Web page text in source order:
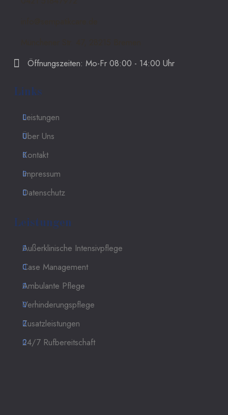
Öffnungszeiten: Mo-Fr 08:00 - 14:00 Uhr
Links
Leistungen
Über Uns
Kontakt
Impressum
Datenschutz
Leistungen
Außerklinische Intensivpflege
Case Management
Ambulante Pflege
Verhinderungspflege
Zusatzleistungen
24/7 Rufbereitschaft